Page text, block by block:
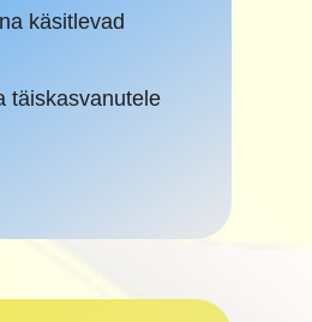
käsitlevad
täiskasvanutele